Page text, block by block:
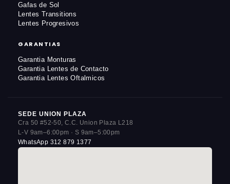
Gafas de Sol
Lentes Transitions
Lentes Progresivos
GARANTIAS
Garantia Monturas
Garantia Lentes de Contacto
Garantia Lentes Oftalmicos
SEDE UNION PLAZA
Cra 50 #52-50, C.C. Union Plaza L218
L-V 9am–6:00pm · S 9am–5:00pm
WhatsApp 312 879 1377